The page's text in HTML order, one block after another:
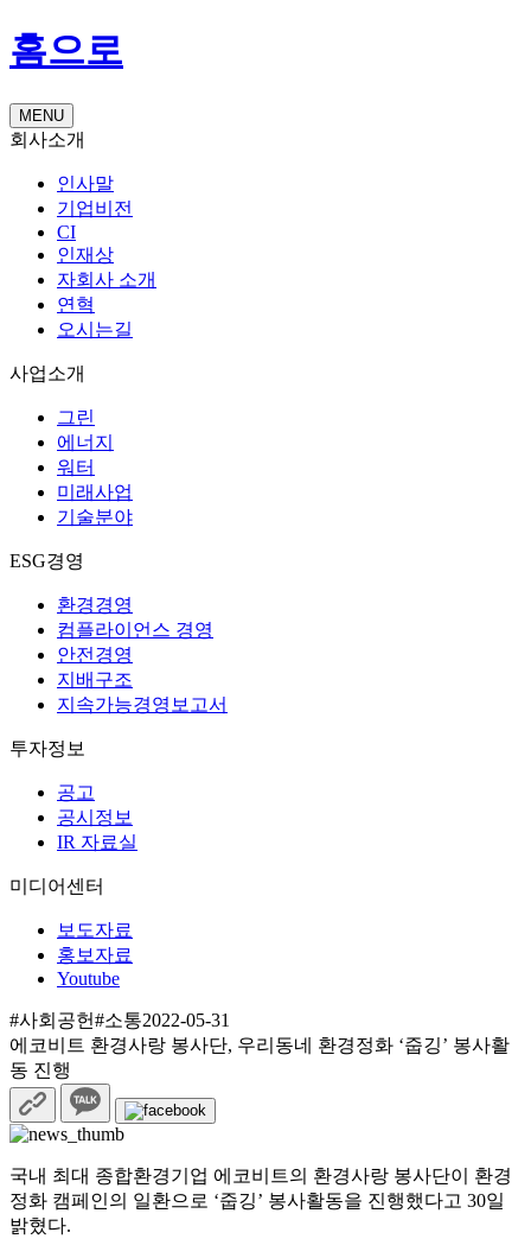
홈으로
MENU
회사소개
인사말
기업비전
CI
인재상
자회사 소개
연혁
오시는길
사업소개
그린
에너지
워터
미래사업
기술분야
ESG경영
환경경영
컴플라이언스 경영
안전경영
지배구조
지속가능경영보고서
투자정보
공고
공시정보
IR 자료실
미디어센터
보도자료
홍보자료
Youtube
#사회공헌#소통2022-05-31
에코비트 환경사랑 봉사단, 우리동네 환경정화 ‘줍깅’ 봉사활
동 진행
국내 최대 종합환경기업 에코비트의 환경사랑 봉사단이 환경
정화 캠페인의 일환으로 ‘줍깅’ 봉사활동을 진행했다고 30일
밝혔다.